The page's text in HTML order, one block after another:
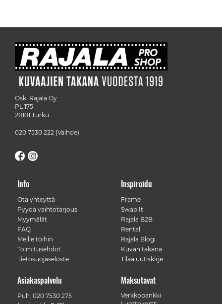
Osk. Rajala Oy
PL 175
20101 Turku
020 7530 222 (Vaihde)
Info
Ota yhteyttä
Pyydä vaihtotarjous
Myymälät
FAQ
Meille töihin
Toimitusehdot
Tietosuojaseloste
Inspiroidu
Frame
Swap It
Rajala B2B
Rental
Rajala Blogi
Kuvan takana
Tilaa uutiskirje
Maksutavat
Verkkopankki
Asiakaspalvelu
Puh. 020 7530 275